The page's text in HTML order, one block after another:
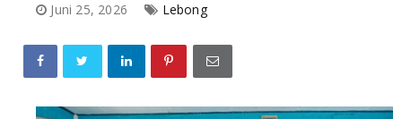
Juni 25, 2026 Lebong